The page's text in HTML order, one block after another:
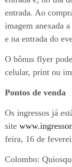
entrada. Ao
imagem anexada
e na entrada do
O bônus flyer
celular, print ou
Pontos de venda
Os ingressos já
site
feira, 16 de
Colombo: